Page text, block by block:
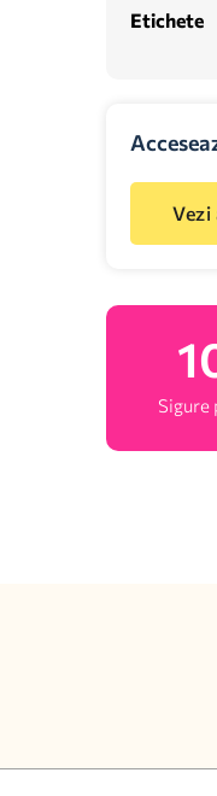
Etichete
Vezi
Sigure